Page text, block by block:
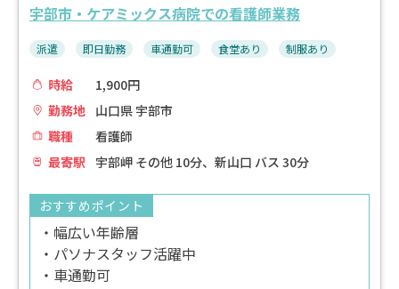
宇部市・ケアミックス病院での看護師業務
派遣 即日勤務 車通勤可 食堂あり 制服あり
時給
1,900円
勤務地
山口県 宇部市
職種
看護師
最寄駅
宇部岬 その他 10分、新山口 バス 30分
おすすめポイント
・幅広い年齢層
・パソナスタッフ活躍中
・車通勤可